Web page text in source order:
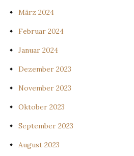
März 2024
Februar 2024
Januar 2024
Dezember 2023
November 2023
Oktober 2023
September 2023
August 2023